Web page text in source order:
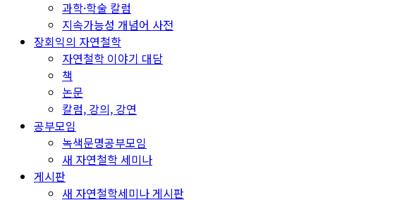
과학·학술 칼럼
지속가능성 개념어 사전
장회익의 자연철학
자연철학 이야기 대담
책
논문
칼럼, 강의, 강연
공부모임
녹색문명공부모임
새 자연철학 세미나
게시판
새 자연철학세미나 게시판